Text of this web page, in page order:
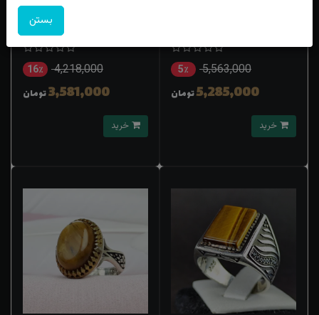
5,563,000 5٪
5,285,000تومان
انگشترنقره بچه گانه چشم ببر رکاب
4,218,000 16٪
3,581,000تومان
بستن